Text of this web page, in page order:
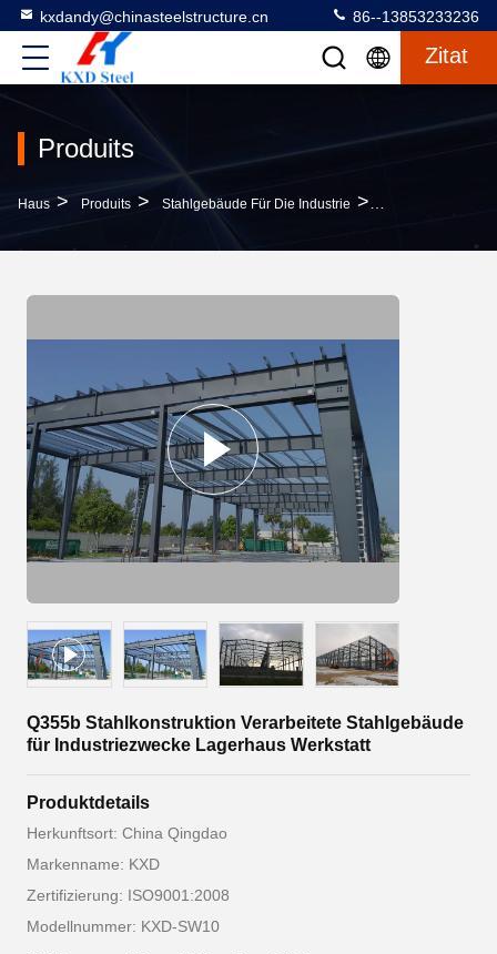
kxdandy@chinasteelstructure.cn 86--13853233236
Zitat
Produits
Haus > Produits > Stahlgebäude Für Die Industrie >
Q355b Stahlkonstruktion Verarbeitete Stahlgebäude
für Industriezwecke Lagerhaus Werkstatt
Produktdetails
Herkunftsort: China Qingdao
Markenname: KXD
Zertifizierung: ISO9001:2008
Modellnummer: KXD-SW10